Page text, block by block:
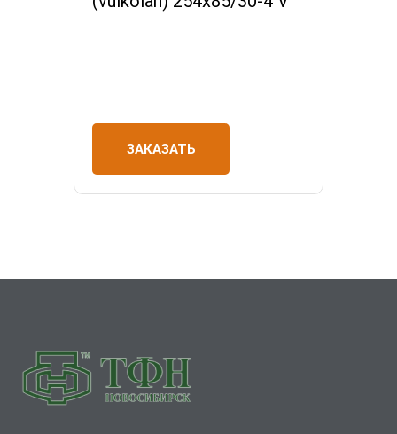
ЗАКАЗАТЬ